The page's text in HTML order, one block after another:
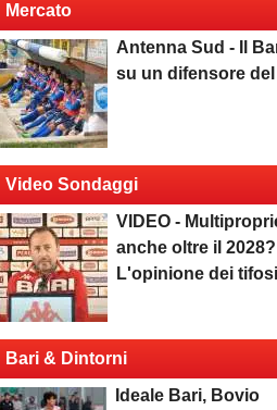
Mercato
Antenna Sud - Il
su un difensore
Video Sondaggi
VIDEO -
anche oltre il 2028?
L'opinione dei
Bari & Dintorni
Ideale Bari, Bovio